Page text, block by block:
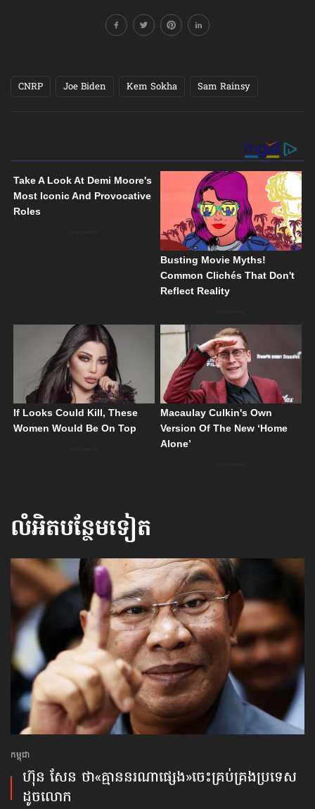
CNRP Joe Biden Kem Sokha Sam Rainsy
លំអិតបន្ថែមទៀត
កម្ពុជា
ហ៊ុន សែន ថា​«គ្មាន​នរណា​ផ្សេង»​ចេះគ្រប់គ្រង​ប្រទេស​
ដូចលោក